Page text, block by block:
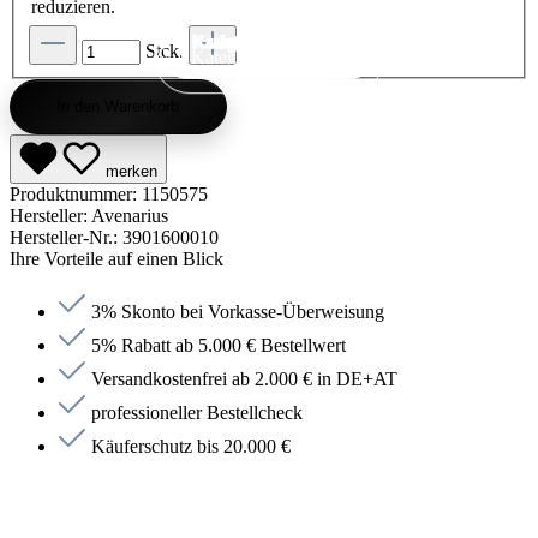
reduzieren.
Stck.
merken
Produktnummer: 1150575
Hersteller: Avenarius
Hersteller-Nr.: 3901600010
Ihre Vorteile auf einen Blick
3% Skonto bei Vorkasse-Überweisung
5% Rabatt ab 5.000 € Bestellwert
Versandkostenfrei ab 2.000 € in DE+AT
professioneller Bestellcheck
Käuferschutz bis 20.000 €
Jetzt shoppen
Jetzt shoppen
Jetzt anfragen
Jetzt anfragen
Jetzt shoppen
Jetzt anfragen
Jetzt shoppen
Jetzt shoppen
Jetzt shoppen
Jetzt shoppen
Jetzt shoppen
Jetzt anfragen
Jetzt anfragen
Jetzt shoppen
Jetzt anfragen
Jetzt anfragen
Jetzt shoppen
Jetzt shoppen
Jetzt shoppen
Kategorie endecken
Kategorie entdecken
Kategorie entdecken
Kategorie entdecken
Kategorie entdecken
Kategorie entdecken
Kategorie entdecken
Kategorie entdecken
Kategorie entdecken
Kategorie entdecken
Kategorie entdecken
Kategorie entdecken
Saunen entdecken